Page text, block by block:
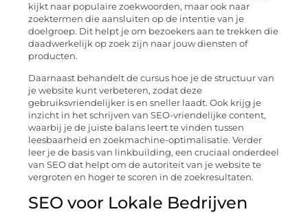
kijkt naar populaire zoekwoorden, maar ook naar
zoektermen die aansluiten op de intentie van je
doelgroep. Dit helpt je om bezoekers aan te trekken die
daadwerkelijk op zoek zijn naar jouw diensten of
producten.
Daarnaast behandelt de cursus hoe je de structuur van
je website kunt verbeteren, zodat deze
gebruiksvriendelijker is en sneller laadt. Ook krijg je
inzicht in het schrijven van SEO-vriendelijke content,
waarbij je de juiste balans leert te vinden tussen
leesbaarheid en zoekmachine-optimalisatie. Verder
leer je de basis van linkbuilding, een cruciaal onderdeel
van SEO dat helpt om de autoriteit van je website te
vergroten en hoger te scoren in de zoekresultaten.
SEO voor Lokale Bedrijven